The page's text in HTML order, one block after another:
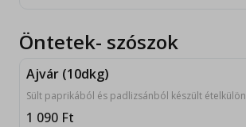
Öntetek- szószok
Ajvár (10dkg)
1 090 Ft